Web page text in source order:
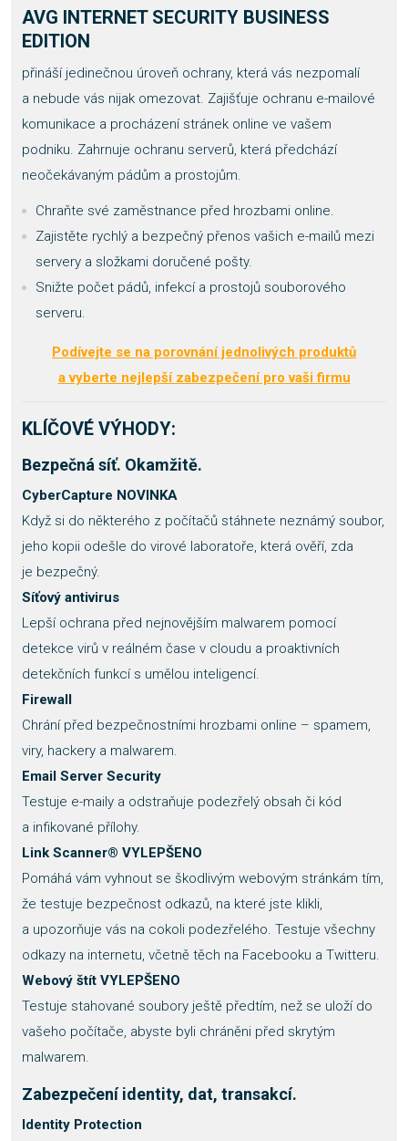
AVG INTERNET SECURITY BUSINESS
EDITION
přináší jedinečnou úroveň ochrany, která vás nezpomalí
a nebude vás nijak omezovat. Zajišťuje ochranu e-mailové
komunikace a procházení stránek online ve vašem
podniku. Zahrnuje ochranu serverů, která předchází
neočekávaným pádům a prostojům.
Chraňte své zaměstnance před hrozbami online.
Zajistěte rychlý a bezpečný přenos vašich e-mailů mezi
servery a složkami doručené pošty.
Snižte počet pádů, infekcí a prostojů souborového
serveru.
Podívejte se na porovnání jednolivých produktů
a vyberte nejlepší zabezpečení pro vaši firmu
KLÍČOVÉ VÝHODY:
Bezpečná síť. Okamžitě.
CyberCapture NOVINKA
Když si do některého z počítačů stáhnete neznámý soubor,
jeho kopii odešle do virové laboratoře, která ověří, zda
je bezpečný.
Síťový antivirus
Lepší ochrana před nejnovějším malwarem pomocí
detekce virů v reálném čase v cloudu a proaktivních
detekčních funkcí s umělou inteligencí.
Firewall
Chrání před bezpečnostními hrozbami online – spamem,
viry, hackery a malwarem.
Email Server Security
Testuje e-maily a odstraňuje podezřelý obsah či kód
a infikované přílohy.
Link Scanner® VYLEPŠENO
Pomáhá vám vyhnout se škodlivým webovým stránkám tím,
že testuje bezpečnost odkazů, na které jste klikli,
a upozorňuje vás na cokoli podezřelého. Testuje všechny
odkazy na internetu, včetně těch na Facebooku a Twitteru.
Webový štít VYLEPŠENO
Testuje stahované soubory ještě předtím, než se uloží do
vašeho počítače, abyste byli chráněni před skrytým
malwarem.
Zabezpečení identity, dat, transakcí.
Identity Protection